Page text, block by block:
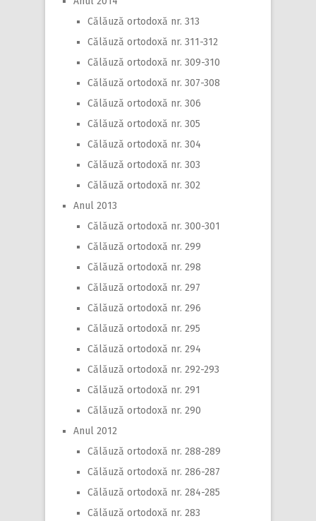
Călăuză ortodoxă nr. 313
Călăuză ortodoxă nr. 311-312
Călăuză ortodoxă nr. 309-310
Călăuză ortodoxă nr. 307-308
Călăuză ortodoxă nr. 306
Călăuză ortodoxă nr. 305
Călăuză ortodoxă nr. 304
Călăuză ortodoxă nr. 303
Călăuză ortodoxă nr. 302
Anul 2013
Călăuză ortodoxă nr. 300-301
Călăuză ortodoxă nr. 299
Călăuză ortodoxă nr. 298
Călăuză ortodoxă nr. 297
Călăuză ortodoxă nr. 296
Călăuză ortodoxă nr. 295
Călăuză ortodoxă nr. 294
Călăuză ortodoxă nr. 292-293
Călăuză ortodoxă nr. 291
Călăuză ortodoxă nr. 290
Anul 2012
Călăuză ortodoxă nr. 288-289
Călăuză ortodoxă nr. 286-287
Călăuză ortodoxă nr. 284-285
Călăuză ortodoxă nr. 283